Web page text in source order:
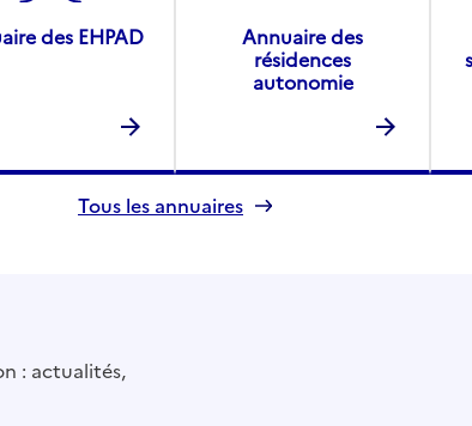
des EHPAD
Annuaire des
résidences
autonomie
Tous les annuaires
: actualités,